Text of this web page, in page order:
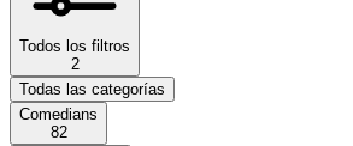
Todos los filtros
2
Todas las categorías
Comedians
82